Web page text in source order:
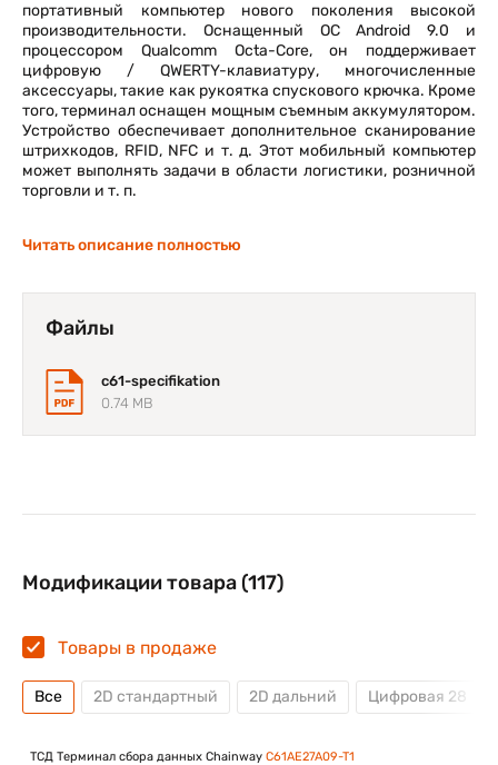
портативный компьютер нового поколения высокой
производительности. Оснащенный ОС Android 9.0 и
процессором Qualcomm Octa-Core, он поддерживает
цифровую / QWERTY-клавиатуру, многочисленные
аксессуары, такие как рукоятка спускового крючка. Кроме
того, терминал оснащен мощным съемным аккумулятором.
Устройство обеспечивает дополнительное сканирование
штрихкодов, RFID, NFC и т. д. Этот мобильный компьютер
может выполнять задачи в области логистики, розничной
торговли и т. п.
Читать описание полностью
Файлы
c61-specifikation
0.74 MB
Модификации товара (117)
Товары в продаже
Все 2D стандартный 2D дальний Цифровая 28
ТСД Терминал сбора данных Chainway C61AE27A09-T1